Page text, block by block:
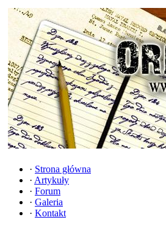
· Strona główna
· Artykuły
· Forum
· Galeria
· Kontakt